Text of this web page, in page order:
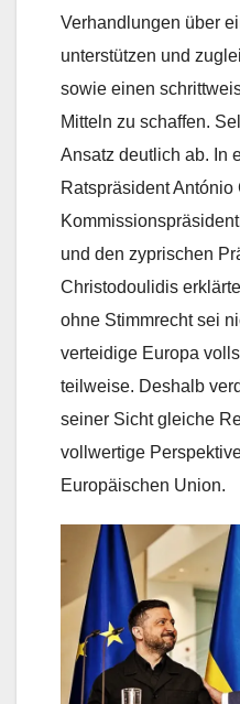
Verhandlungen über
unterstützen und
sowie einen
Mitteln zu schaffen.
Ansatz deutlich ab. In
Ratspräsident António
und den zyprischen
Christodoulidis
ohne Stimmrecht sei
verteidige Europa
teilweise. Deshalb
seiner Sicht gleiche
vollwertige
Europäischen Union.